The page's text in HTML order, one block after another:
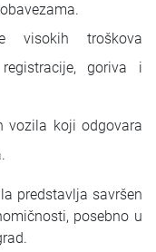
visokih troškova
goriva i
koji odgovara
predstavlja savršen
posebno u